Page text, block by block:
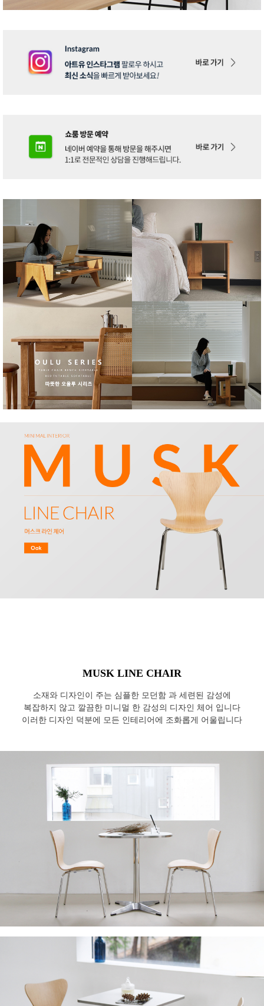
MUSK LINE CHAIR
소재와 디자인이 주는 심플한 모던함 과 세련된 감성에
복잡하지 않고 깔끔한 미니멀 한 감성의 디자인 체어 입니다
이러한 디자인 덕분에 모든 인테리어에 조화롭게 어울립니다